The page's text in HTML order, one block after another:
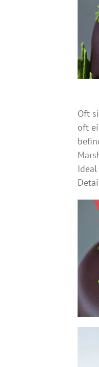
Oft
oft